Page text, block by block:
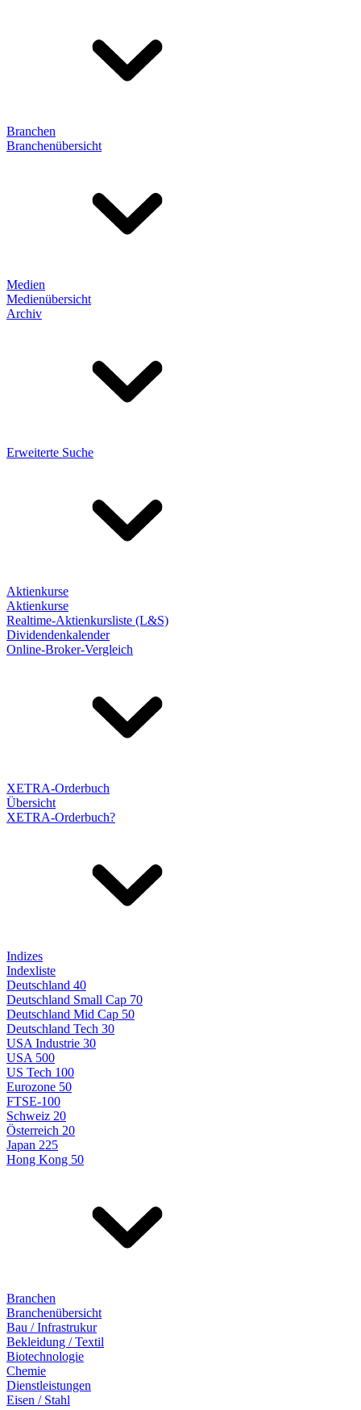
Branchen
Branchenübersicht
Medien
Medienübersicht
Archiv
Erweiterte Suche
Aktienkurse
Aktienkurse
Realtime-Aktienkursliste (L&S)
Dividendenkalender
Online-Broker-Vergleich
XETRA-Orderbuch
Übersicht
XETRA-Orderbuch?
Indizes
Indexliste
Deutschland 40
Deutschland Small Cap 70
Deutschland Mid Cap 50
Deutschland Tech 30
USA Industrie 30
USA 500
US Tech 100
Eurozone 50
FTSE-100
Schweiz 20
Österreich 20
Japan 225
Hong Kong 50
Branchen
Branchenübersicht
Bau / Infrastrukur
Bekleidung / Textil
Biotechnologie
Chemie
Dienstleistungen
Eisen / Stahl